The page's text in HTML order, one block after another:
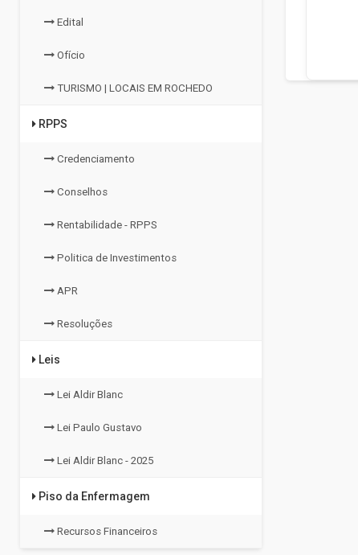
Edital
Ofício
TURISMO | LOCAIS EM ROCHEDO
RPPS
Credenciamento
Conselhos
Rentabilidade - RPPS
Politica de Investimentos
APR
Resoluções
Leis
Lei Aldir Blanc
Lei Paulo Gustavo
Lei Aldir Blanc - 2025
Piso da Enfermagem
Recursos Financeiros